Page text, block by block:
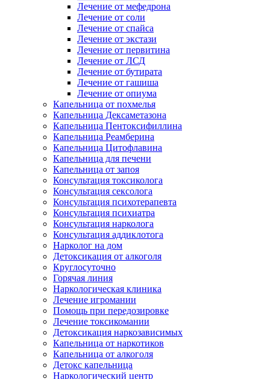
Лечение от мефедрона
Лечение от соли
Лечение от спайса
Лечение от экстази
Лечение от первитина
Лечение от ЛСД
Лечение от бутирата
Лечение от гашиша
Лечение от опиума
Капельница от похмелья
Капельница Дексаметазона
Капельница Пентоксифиллина
Капельница Реамберина
Капельница Цитофлавина
Капельница для печени
Капельница от запоя
Консультация токсиколога
Консультация сексолога
Консультация психотерапевта
Консультация психиатра
Консультация нарколога
Консультация аддиклотога
Нарколог на дом
Детоксикация от алкоголя
Круглосуточно
Горячая линия
Наркологическая клиника
Лечение игромании
Помощь при передозировке
Лечение токсикомании
Детоксикация наркозависимых
Капельница от наркотиков
Капельница от алкоголя
Детокс капельница
Наркологический центр